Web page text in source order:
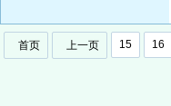
首页 上一页 15 16